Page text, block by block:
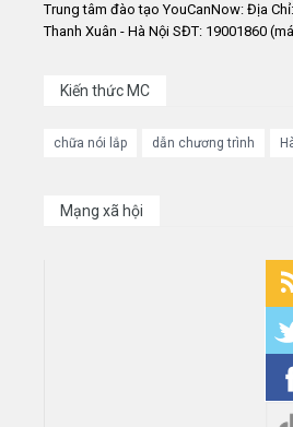
Trung tâm đào tạo YouCanNow: Địa
Thanh Xuân - Hà Nội SĐT: 19001860
Kiến thức MC
chữa nói lắp dẫn chương trình
Mạng xã hội